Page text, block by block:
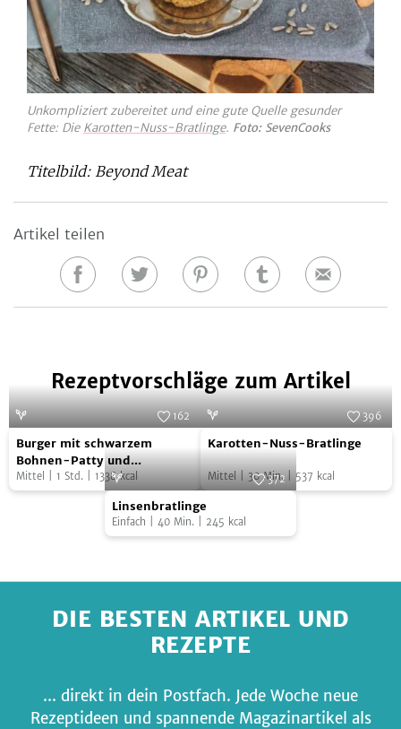
Unkompliziert zubereitet und eine gute Quelle gesunder
Fette: Die Karotten-Nuss-Bratlinge. Foto: SevenCooks
Titelbild: Beyond Meat
Artikel teilen
Auf
Auf
Auf
Auf
E-
Rezeptvorschläge zum Artikel
Burger
mit
schwarzem
162
Burger mit schwarzem
Bohnen-Patty und
Süßkartoffelpommes
Mittel 1 Std. 1338kcal
Karotten-
Nuss-
Bratlinge
SevenCooks
396
Karotten-Nuss-Bratlinge
Mittel 30 Min.| 537 kcal
Linsenbratlinge
372
Linsenbratlinge
Einfach 40 Min. 245 kcal
DIE BESTEN ARTIKEL UND
REZEPTE
... direkt in dein Postfach. Jede Woche neue
Rezeptideen und spannende Magazinartikel als